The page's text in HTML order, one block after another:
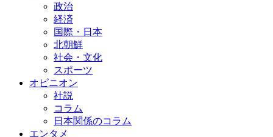
政治
経済
国際・日本
北朝鮮
社会・文化
スポーツ
オピニオン
社説
コラム
日本関係のコラム
エンタメ